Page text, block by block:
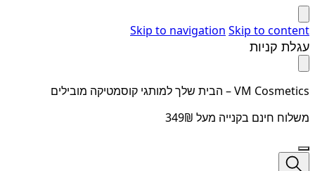
Skip to navigation Skip to content
עגלת קניות
VM Cosmetics – הבית שלך למותגי קוסמטיקה מובילים
משלוח חינם בקנייה מעל 349₪